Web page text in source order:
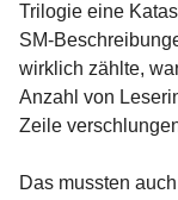
Trilogie eine
SM-
wirklich zählte,
Anzahl von
Zeile
Das mussten